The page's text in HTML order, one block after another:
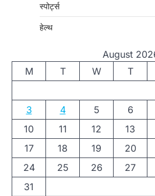
स्पोर्ट्स
हेल्थ
August
M
T W T
3
4 5 6
10
11 12 13
17
18 19 20
24
25 26 27
31